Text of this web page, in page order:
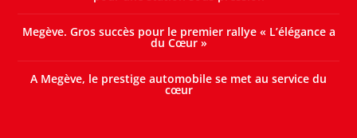
Megève. Gros succès pour le premier rallye « L’élégance a
du Cœur »
A Megève, le prestige automobile se met au service du
cœur